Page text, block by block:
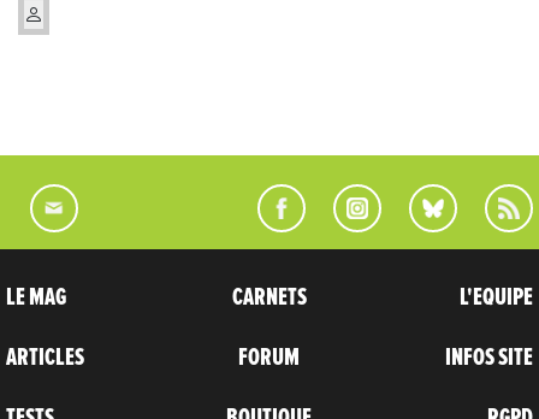
LE MAG
ARTICLES
CARNETS
FORUM
L'EQUIPE
INFOS SITE